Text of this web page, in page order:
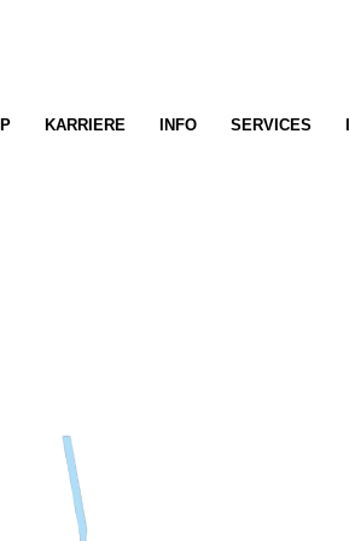
KARRIERE INFO SERVICES